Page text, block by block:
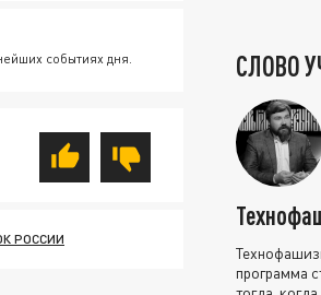
событиях дня.
РОССИИ
СЛОВО
программа